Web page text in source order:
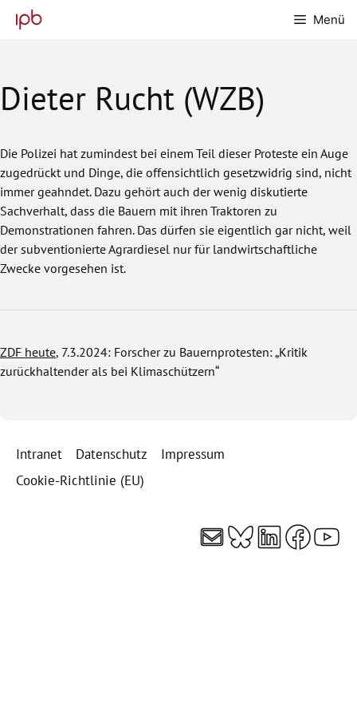
Inhalt
Menü
Dieter Rucht (WZB)
Die Polizei hat zumindest bei einem Teil dieser Proteste ein Auge
zugedrückt und Dinge, die offensichtlich gesetzwidrig sind, nicht
immer geahndet. Dazu gehört auch der wenig diskutierte
Sachverhalt, dass die Bauern mit ihren Traktoren zu
Demonstrationen fahren. Das dürfen sie eigentlich gar nicht, weil
der subventionierte Agrardiesel nur für landwirtschaftliche
Zwecke vorgesehen ist.
ZDF heute, 7.3.2024: Forscher zu Bauernprotesten: „Kritik
zurückhaltender als bei Klimaschützern“
Intranet Datenschutz
Impressum
Cookie-Richtlinie (EU)
E-MailBluesky